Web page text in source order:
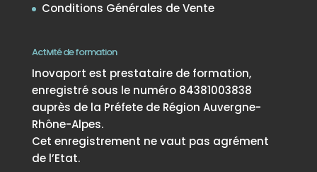
Conditions Générales de Vente
Activité de formation
Inovaport est prestataire de formation,
enregistré sous le numéro 84381003838
auprès de la Préfete de Région Auvergne-
Rhône-Alpes.
Cet enregistrement ne vaut pas agrément
de l’Etat.